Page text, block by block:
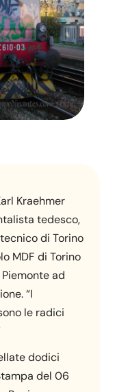
Kraehmer
tedesco,
di Torino
MDF di Torino
ad
“I
le radici
dodici
del 06